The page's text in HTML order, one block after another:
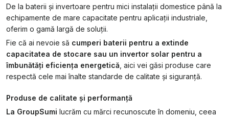
De la baterii și invertoare pentru mici instalații domestice până la
echipamente de mare capacitate pentru aplicații industriale,
oferim o gamă largă de soluții.
Fie că ai nevoie să cumperi baterii pentru a extinde
capacitatea de stocare sau un invertor solar pentru a
îmbunătăți eficiența energetică , aici vei găsi produse care
respectă cele mai înalte standarde de calitate și siguranță.
Produse de calitate și performanță
La GroupSumi lucrăm cu mărci recunoscute în domeniu, ceea